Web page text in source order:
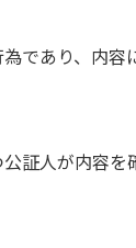
であり、内容
証人が内容を